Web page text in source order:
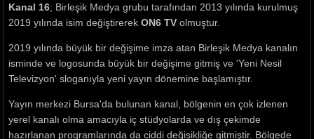
Kanal 16; Birleşik Medya grubu tarafından 2013 yılında kurulmuş
2019 yılında isim değiştirerek ON6 TV olmuştur.
2019 yılında büyük bir değişime imza atan Birleşik Medya kanalın
isminde ve logosunda büyük bir değişime gitmiş ve 'Yeni Nesil
Televizyon' sloganıyla yeni yayın dönemine başlamıştır.
Yayın merkezi Bursa'da bulunan kanal, bölgenin en çok izlenen
yerel kanalı olma amacıyla iç stüdyolarda ve dış çekimde
hazırlanan programlarında da ciddi değişikliğe gitmiştir. Bölgede